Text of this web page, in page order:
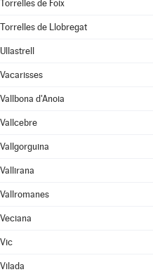
Torrelles de Foix
Torrelles de Llobregat
Ullastrell
Vacarisses
Vallbona d'Anoia
Vallcebre
Vallgorguina
Vallirana
Vallromanes
Veciana
Vic
Vilada